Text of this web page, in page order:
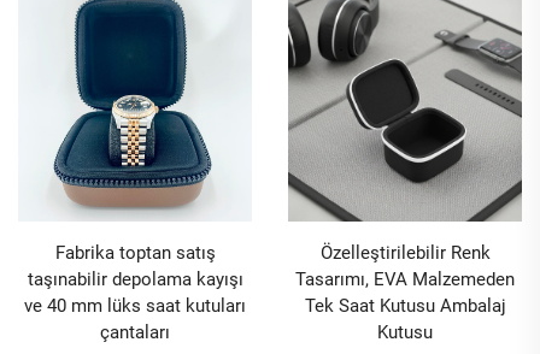
Fabrika toptan satış
taşınabilir depolama kayışı
ve 40 mm lüks saat kutuları
çantaları
Özelleştirilebilir Renk
Tasarımı, EVA Malzemeden
Tek Saat Kutusu Ambalaj
Kutusu